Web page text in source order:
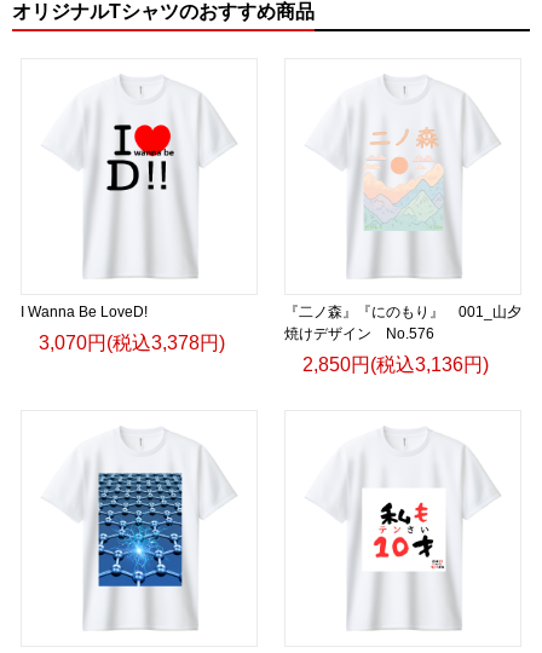
オリジナルTシャツのおすすめ商品
I Wanna Be LoveD!
3,070円(税込3,378円)
『二ノ森』『にのもり』 001_山夕
焼けデザイン No.576
2,850円(税込3,136円)